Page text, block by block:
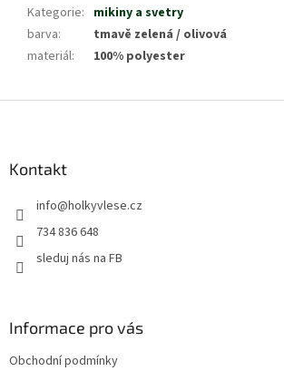
Kategorie: mikiny a svetry
barva:
tmavě zelená / olivová
materiál: 100% polyester
Kontakt
info@holkyvlese.cz
734 836 648
sleduj nás na FB
Informace pro vás
Obchodní podmínky